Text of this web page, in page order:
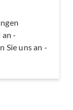
an -
Sie uns an -